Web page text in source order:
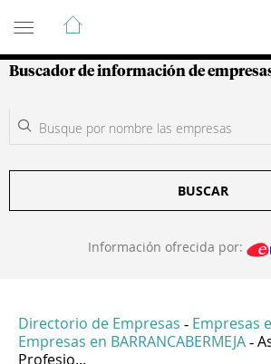
Guía de Empresas
Buscador de información de
BUSCAR
Información ofrecida por:
Directorio de Empresas - Empresas
Empresas en BARRANCABERMEJA -
Profesio...